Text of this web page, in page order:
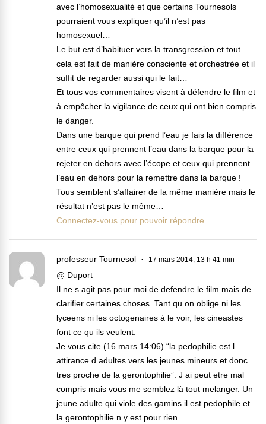
avec l’homosexualité et que certains Tournesols
pourraient vous expliquer qu’il n’est pas
homosexuel…
Le but est d’habituer vers la transgression et tout
cela est fait de manière consciente et orchestrée et il
suffit de regarder aussi qui le fait…
Et tous vos commentaires visent à défendre le film et
à empêcher la vigilance de ceux qui ont bien compris
le danger.
Dans une barque qui prend l’eau je fais la différence
entre ceux qui prennent l’eau dans la barque pour la
rejeter en dehors avec l’écope et ceux qui prennent
l’eau en dehors pour la remettre dans la barque !
Tous semblent s’affairer de la même manière mais le
résultat n’est pas le même…
Connectez-vous pour pouvoir répondre
professeur Tournesol 17 mars 2014, 13 h 41 min
@ Duport
Il ne s agit pas pour moi de defendre le film mais de
clarifier certaines choses. Tant qu on oblige ni les
lyceens ni les octogenaires à le voir, les cineastes
font ce qu ils veulent.
Je vous cite (16 mars 14:06) “la pedophilie est l
attirance d adultes vers les jeunes mineurs et donc
tres proche de la gerontophilie”. J ai peut etre mal
compris mais vous me semblez là tout melanger. Un
jeune adulte qui viole des gamins il est pedophile et
la gerontophilie n y est pour rien.